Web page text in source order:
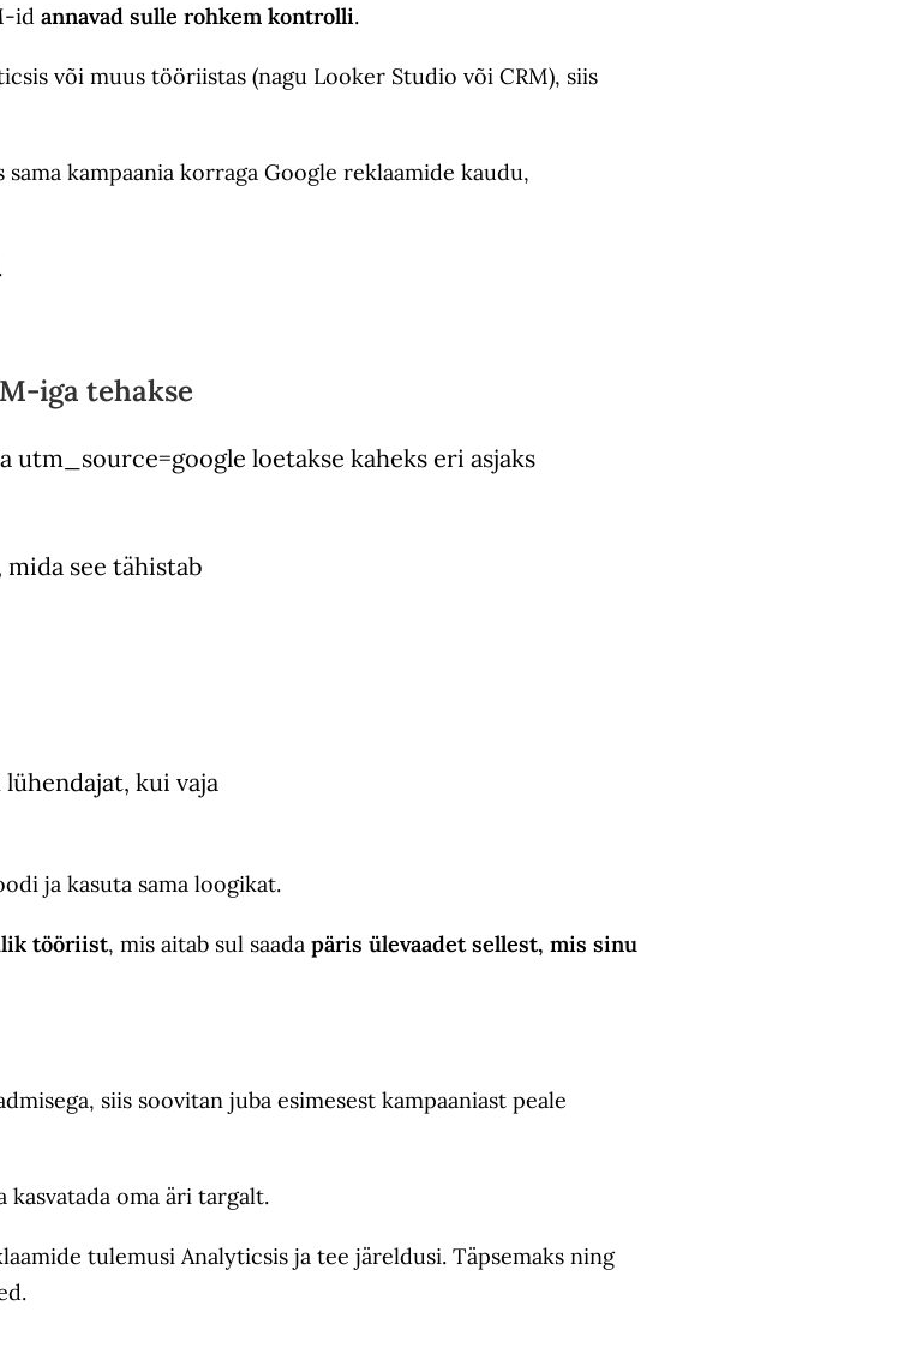
id annavad sulle rohkem kontrolli.
või muus tööriistas (nagu Looker Studio või CRM), siis
kampaania korraga Google reklaamide kaudu,
iga tehakse
loetakse kaheks eri asjaks
mida see tähistab
kui vaja
ja kasuta sama loogikat.
tööriist, mis aitab sul saada päris ülevaadet sellest, mis sinu
siis soovitan juba esimesest kampaaniast peale
kasvatada oma äri targalt.
tulemusi Analyticsis ja tee järeldusi. Täpsemaks ning